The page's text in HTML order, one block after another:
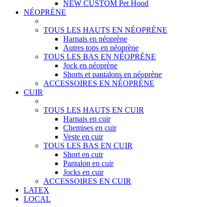
NEW CUSTOM Pet Hood
NÉOPRÈNE
TOUS LES HAUTS EN NÉOPRÈNE
Harnais en néoprène
Autres tops en néoprène
TOUS LES BAS EN NÉOPRÈNE
Jock en néoprène
Shorts et pantalons en néoprène
ACCESSOIRES EN NÉOPRÈNE
CUIR
TOUS LES HAUTS EN CUIR
Harnais en cuir
Chemises en cuir
Veste en cuir
TOUS LES BAS EN CUIR
Short en cuir
Pantalon en cuir
Jocks en cuir
ACCESSOIRES EN CUIR
LATEX
LOCAL